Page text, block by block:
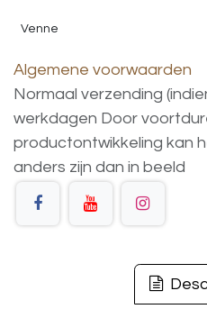
Venne
Algemene voorwaarden
Normaal verzending
werkdagen Door
productontwikkeling kan
anders zijn dan in beeld